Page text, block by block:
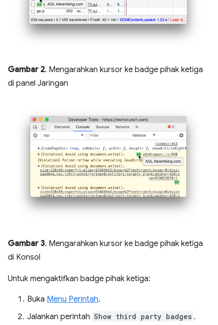
Gambar 2. Mengarahkan kursor ke badge pihak ketiga
di panel Jaringan
Gambar 3. Mengarahkan kursor ke badge pihak ketiga
di Konsol
Untuk mengaktifkan badge pihak ketiga:
Buka Menu Perintah.
Jalankan perintah Show third party badges .